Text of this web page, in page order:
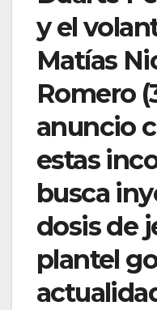
y el
Matías
Romero
anuncio
estas
busca
dosis de
plantel